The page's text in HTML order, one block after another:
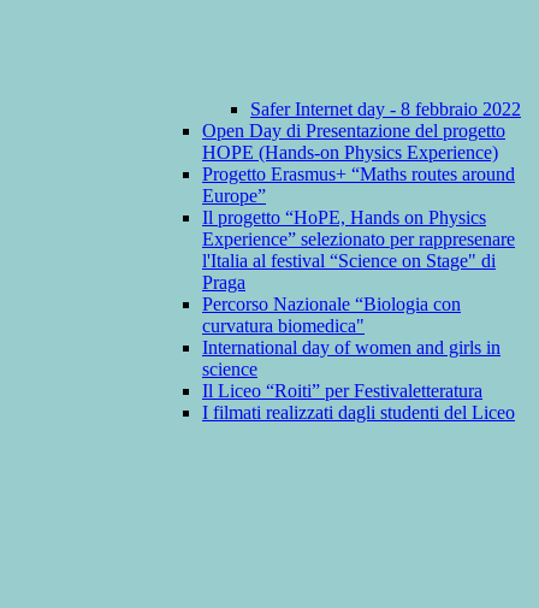
Safer Internet day - 8 febbraio 2022
Open Day di Presentazione del progetto
HOPE (Hands-on Physics Experience)
Progetto Erasmus+ “Maths routes around
Europe”
Il progetto “HoPE, Hands on Physics
Experience” selezionato per rappresenare
l'Italia al festival “Science on Stage" di
Praga
Percorso Nazionale “Biologia con
curvatura biomedica"
International day of women and girls in
science
Il Liceo “Roiti” per Festivaletteratura
I filmati realizzati dagli studenti del Liceo